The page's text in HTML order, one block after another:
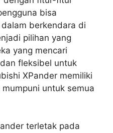
bisa
berkendara di
pilihan yang
yang mencari
fleksibel untuk
XPander memiliki
untuk semua
terletak pada